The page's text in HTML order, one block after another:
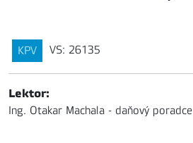
KPV VS: 26135
Lektor:
Ing. Otakar Machala - daňový poradce